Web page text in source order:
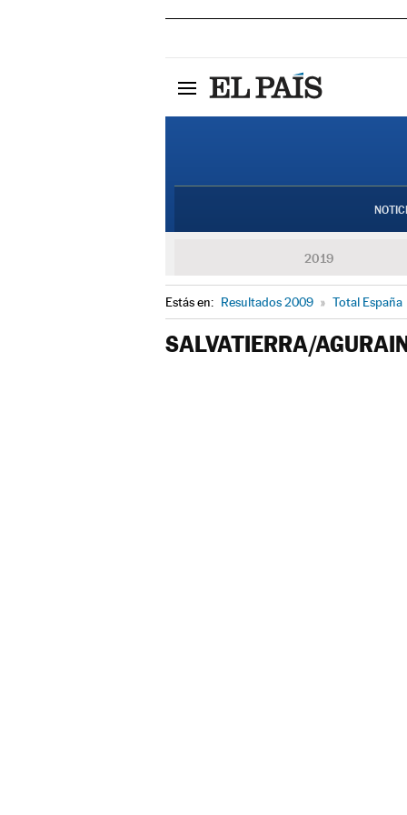
2019
Estás en: Resultados 2009 » Total España
SALVATIERRA/